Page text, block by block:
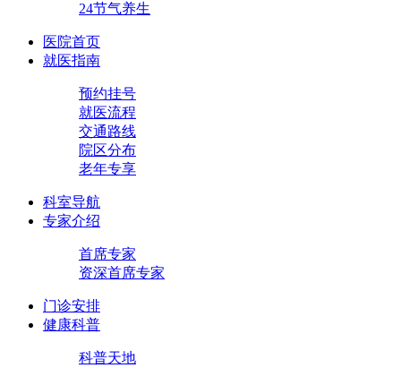
24节气养生
医院首页
就医指南
预约挂号
就医流程
交通路线
院区分布
老年专享
科室导航
专家介绍
首席专家
资深首席专家
门诊安排
健康科普
科普天地